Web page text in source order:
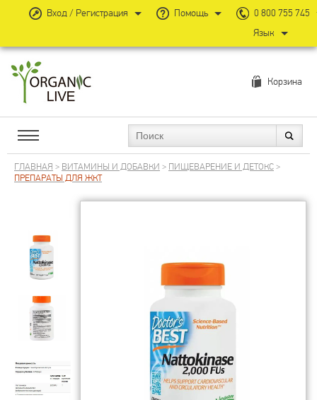
Корзина
ГЛАВНАЯ > ВИТАМИНЫ И ДОБАВКИ > ПИЩЕВАРЕНИЕ И ДЕТОКС>
ПРЕПАРАТЫ ДЛЯ ЖКТ
Вход / Регистрация Помощь
0 800 755 745
Язык